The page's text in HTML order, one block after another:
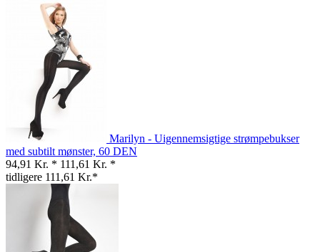
Marilyn - Uigennemsigtige strømpebukser
med subtilt mønster, 60 DEN
94,91 Kr. * 111,61 Kr. *
tidligere 111,61 Kr.*